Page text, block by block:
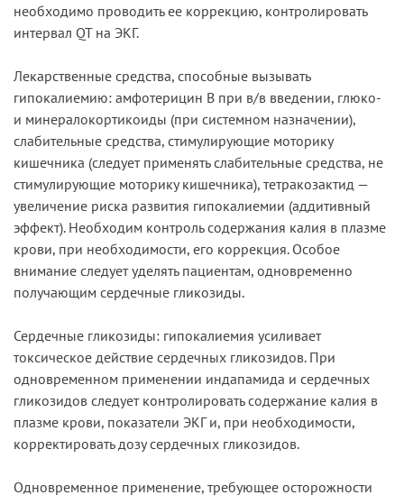
необходимо проводить ее коррекцию, контролировать
интервал QT на ЭКГ.
Лекарственные средства, способные вызывать
гипокалиемию: амфотерицин В при в/в введении, глюко-
и минералокортикоиды (при системном назначении),
слабительные средства, стимулирующие моторику
кишечника (следует применять слабительные средства, не
стимулирующие моторику кишечника), тетракозактид —
увеличение риска развития гипокалиемии (аддитивный
эффект). Необходим контроль содержания калия в плазме
крови, при необходимости, его коррекция. Особое
внимание следует уделять пациентам, одновременно
получающим сердечные гликозиды.
Сердечные гликозиды: гипокалиемия усиливает
токсическое действие сердечных гликозидов. При
одновременном применении индапамида и сердечных
гликозидов следует контролировать содержание калия в
плазме крови, показатели ЭКГ и, при необходимости,
корректировать дозу сердечных гликозидов.
Одновременное применение, требующее осторожности